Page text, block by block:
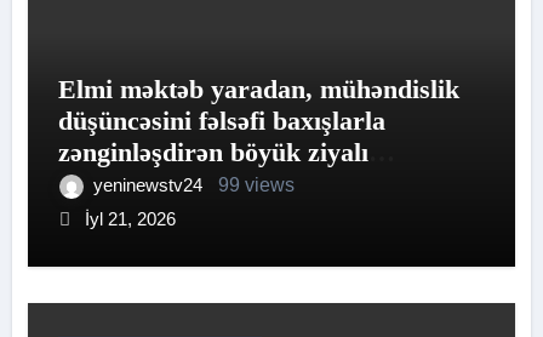
Elmi məktəb yaradan, mühəndislik
düşüncəsini fəlsəfi baxışlarla
zənginləşdirən böyük ziyalı
Akademik Əhəd Xanəhməd oğlu
Canəhmədov
yeninewstv24
99 views
İyl 21, 2026